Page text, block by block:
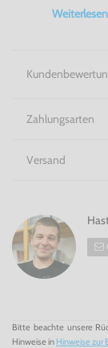
Genesis
Kabel für
Zahlungsarten
Versand
Bitte beachte unsere
Hinweise in Hinweise zur